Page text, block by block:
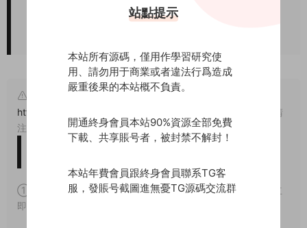
原文鏈接：
https://www.wuyuanma.com/cygj/qpgj/18120.html
，轉載請
注明出處。
① 本站所有源碼均爲網上搜集，如涉及或侵害到您的版權請立
即通知我們。
站點提示
本站所有源碼，僅用作學習研究使
用、請勿用于商業或者違法行爲造成
嚴重後果的本站概不負責。
開通終身會員本站90%資源全部免費
下載、共享賬号者，被封禁不解封！
本站年費會員跟終身會員聯系TG客
服，發賬号截圖進無憂TG源碼交流群